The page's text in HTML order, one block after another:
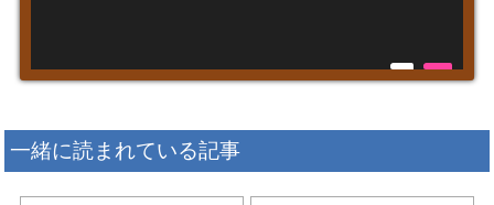
一緒に読まれている記事